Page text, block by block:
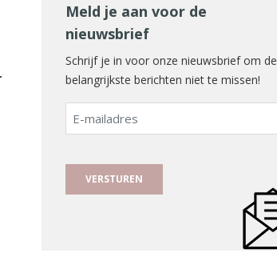
Meld je aan voor de
nieuwsbrief
Schrijf je in voor onze nieuwsbrief om de
belangrijkste berichten niet te missen!
E-
mailadres